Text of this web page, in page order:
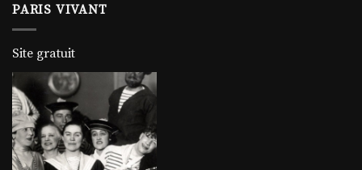
PARIS VIVANT
Site gratuit